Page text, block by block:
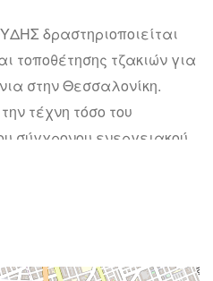
δραστηριοποιείται
τοποθέτησης τζακιών για
στην Θεσσαλονίκη.
τέχνη τόσο του
σύγχρονου ενεργειακού
από τεχνίτες με πολυετή
επίσης μαρμάρου και
σαν μια από τις
εταιρίες στον